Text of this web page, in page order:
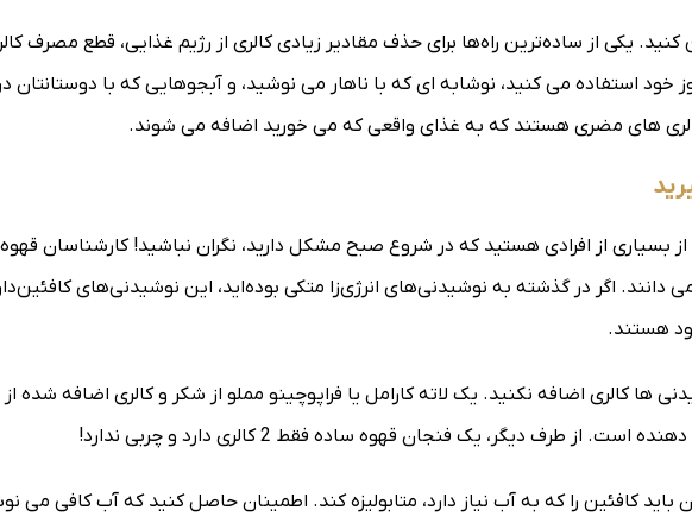
کنید. یکی از ساده‌ترین راه‌ها برای حذف مقادیر زیادی کالری از رژیم غذایی، قطع مصرف
خود استفاده می کنید، نوشابه ای که با ناهار می نوشید، و آبجوهایی که با دوستانتان در
های مضری هستند که به غذای واقعی که می خورید اضافه می شوند.
بسیاری از افرادی هستید که در شروع صبح مشکل دارید، نگران نباشید! کارشناسان
اگر در گذشته به نوشیدنی‌های انرژی‌زا متکی بوده‌اید، این نوشیدنی‌های کافئین‌دار
هستند.
ها کالری اضافه نکنید. یک لاته کارامل یا فراپوچینو مملو از شکر و کالری اضافه شده از
طرف دیگر، یک فنجان قهوه ساده فقط 2 کالری دارد و چربی ندارد!
کافئین را که به آب نیاز دارد، متابولیزه کند. اطمینان حاصل کنید که آب کافی می